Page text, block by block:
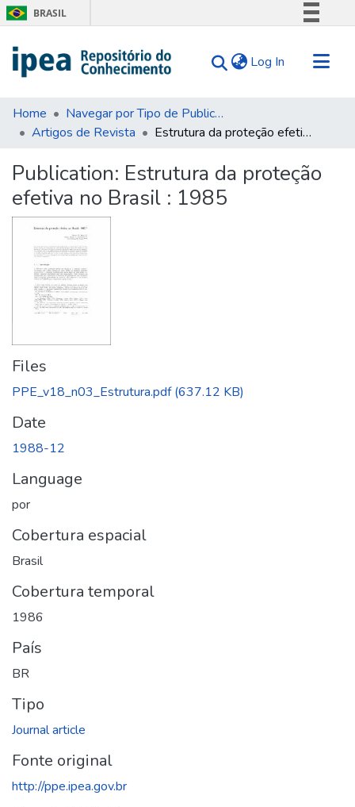
BRASIL
Comunica BR
Acesso à informação
Legislação
Log In (current)
Communities & Collections
Search for
Statistics
Tips
Home
Navegar por Tipo de Publicação
Artigos de Revista
Estrutura da proteção efetiva no Brasil : 1985
Publication: Estrutura da proteção
efetiva no Brasil : 1985
Files
PPE_v18_n03_Estrutura.pdf(637.12 KB)
Date
1988-12
Language
por
Cobertura espacial
Brasil
Cobertura temporal
1986
País
BR
Tipo
Journal article
Fonte original
http://ppe.ipea.gov.br